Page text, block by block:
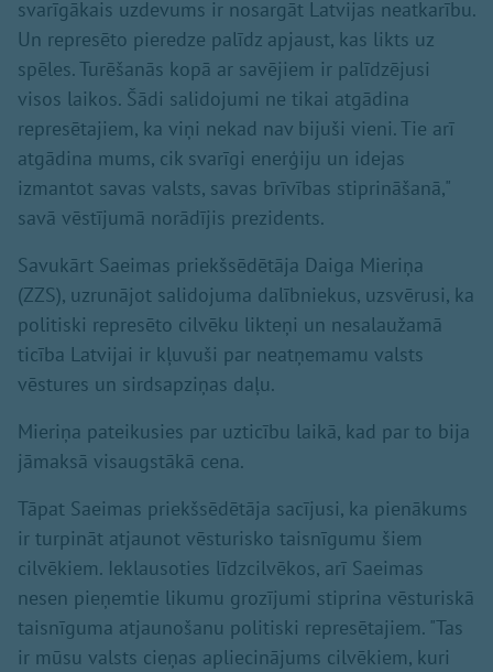
svarīgākais uzdevums ir nosargāt Latvijas neatkarību.
Un represēto pieredze palīdz apjaust, kas likts uz
spēles. Turēšanās kopā ar savējiem ir palīdzējusi
visos laikos. Šādi salidojumi ne tikai atgādina
represētajiem, ka viņi nekad nav bijuši vieni. Tie arī
atgādina mums, cik svarīgi enerģiju un idejas
izmantot savas valsts, savas brīvības stiprināšanā,"
savā vēstījumā norādījis prezidents.
Savukārt Saeimas priekšsēdētāja Daiga Mieriņa
(ZZS), uzrunājot salidojuma dalībniekus, uzsvērusi, ka
politiski represēto cilvēku likteņi un nesalaužamā
ticība Latvijai ir kļuvuši par neatņemamu valsts
vēstures un sirdsapziņas daļu.
Mieriņa pateikusies par uzticību laikā, kad par to bija
jāmaksā visaugstākā cena.
Tāpat Saeimas priekšsēdētāja sacījusi, ka pienākums
ir turpināt atjaunot vēsturisko taisnīgumu šiem
cilvēkiem. Ieklausoties līdzcilvēkos, arī Saeimas
nesen pieņemtie likumu grozījumi stiprina vēsturiskā
taisnīguma atjaunošanu politiski represētajiem. "Tas
ir mūsu valsts cieņas apliecinājums cilvēkiem, kuri